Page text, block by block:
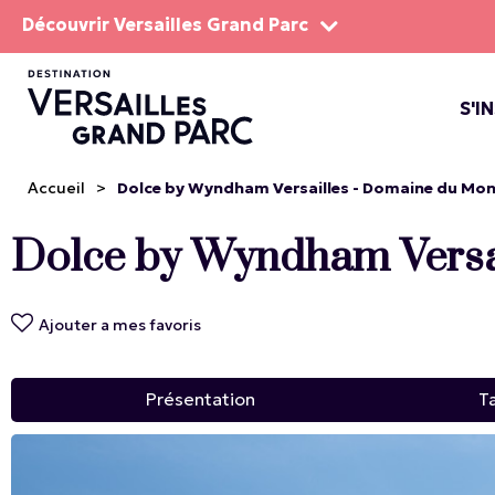
Découvrir Versailles Grand Parc
Accueil > Dolce by Wyndham Versailles - Domaine du
Dolce by Wyndham
Ajouter a mes favoris
Présentation